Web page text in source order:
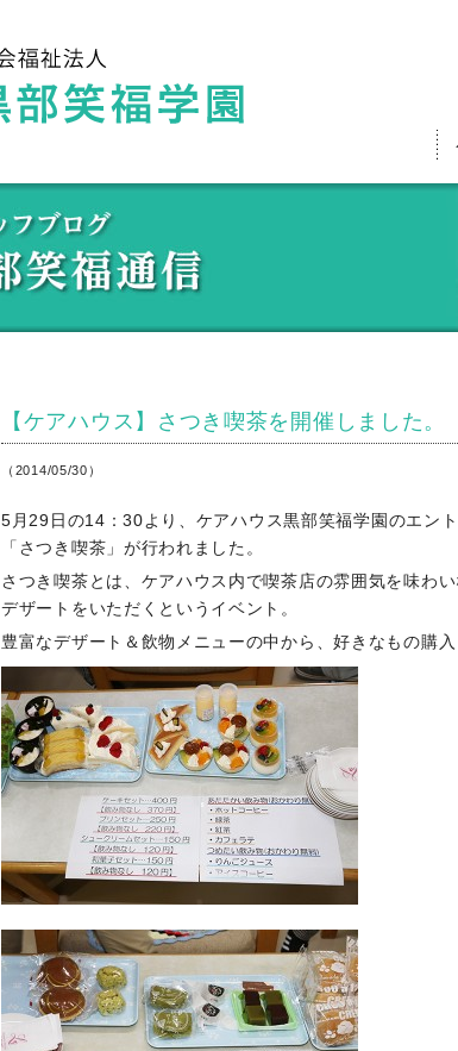
【ケアハウス】さつき喫茶を開催しました。
（2014/05/30）
5月29日の14：30より、ケアハウス黒部笑福学園のエン
「さつき喫茶」が行われました。
さつき喫茶とは、ケアハウス内で喫茶店の雰囲気を味わ
デザートをいただくというイベント。
豊富なデザート＆飲物メニューの中から、好きなもの購入